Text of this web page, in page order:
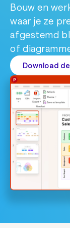
Bouw en
waar je ze
afgestemd
of
Download